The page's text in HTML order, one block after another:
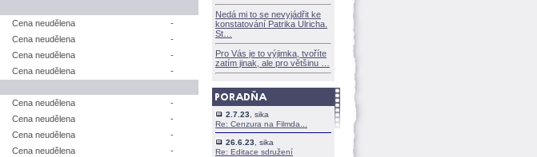
Cena neudělena
-
Cena neudělena
-
Cena neudělena
-
Cena neudělena
-
Cena neudělena
-
Cena neudělena
-
Cena neudělena
-
Cena neudělena
-
Nedá mi to se nevyjádřit ke
konstatování Patrika Ulricha.
St
Pro Vás je to výjimka, tvoříte
zatím jinak, ale pro většinu
2.7.23 , sika
Re: Cenzura na Filmda...
26.6.23 , sika
Re: Editace sdružení